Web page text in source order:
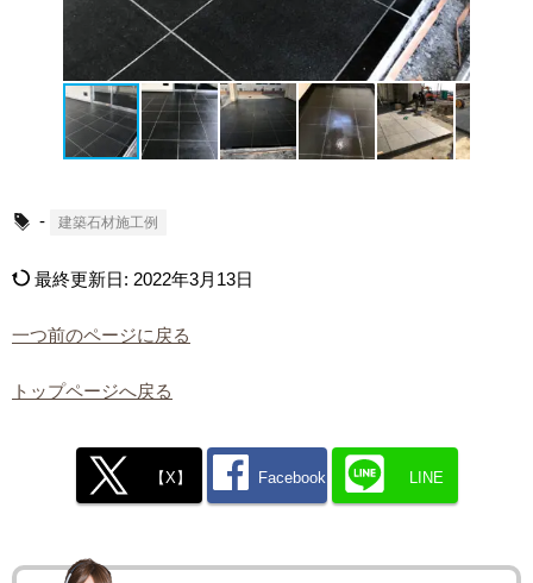
- 建築石材施工例
最終更新日: 2022年3月13日
一つ前のページに戻る
トップページへ戻る
【X】 Facebook LINE